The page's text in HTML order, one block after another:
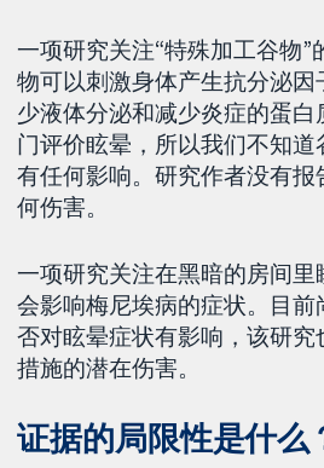
一项研究关注“特殊加工谷物”
物可以刺激身体产生抗分泌
少液体分泌和减少炎症的蛋
门评价眩晕，所以我们不知
有任何影响。研究作者没有
何伤害。
一项研究关注在黑暗的房间
会影响梅尼埃病的症状。目
否对眩晕症状有影响，该研
措施的潜在伤害。
证据的局限性是什么